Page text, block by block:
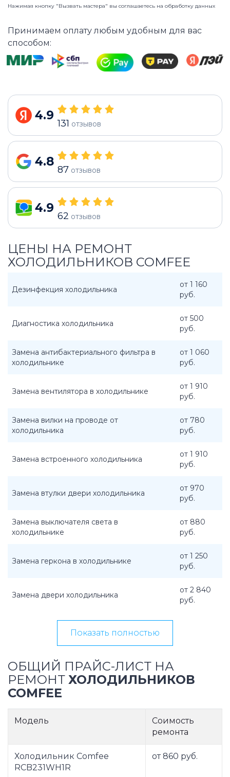
Нажимая кнопку "Вызвать мастера" вы соглашаетесь на обработку данных
Принимаем оплату любым удобным для вас
способом:
4.9
131 отзывов
4.8
87 отзывов
4.9
62 отзывов
ЦЕНЫ НА РЕМОНТ
ХОЛОДИЛЬНИКОВ COMFEE
Дезинфекция холодильника
от 1 160
руб.
Диагностика холодильника
от 500
руб.
Замена антибактериального фильтра в
холодильнике
от 1 060
руб.
Замена вентилятора в холодильнике
от 1 910
руб.
Замена вилки на проводе от
холодильника
от 780
руб.
Замена встроенного холодильника
от 1 910
руб.
Замена втулки двери холодильника
от 970
руб.
Замена выключателя света в
холодильнике
от 880
руб.
Замена геркона в холодильнике
от 1 250
руб.
Замена двери холодильника
от 2 840
руб.
Показать полностью
ОБЩИЙ ПРАЙС-ЛИСТ НА
РЕМОНТ ХОЛОДИЛЬНИКОВ
COMFEE
Модель
Соимость
ремонта
Холодильник Comfee
RCB231WH1R
от 860 руб.